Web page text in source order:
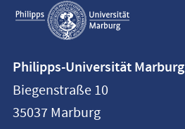
Navigation
Philipps-
Universität
Marburg
Philipps-Universität Marburg
Biegenstraße 10
35037 Marburg